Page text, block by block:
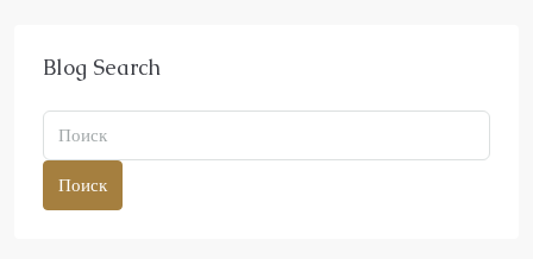
Blog Search
Поиск